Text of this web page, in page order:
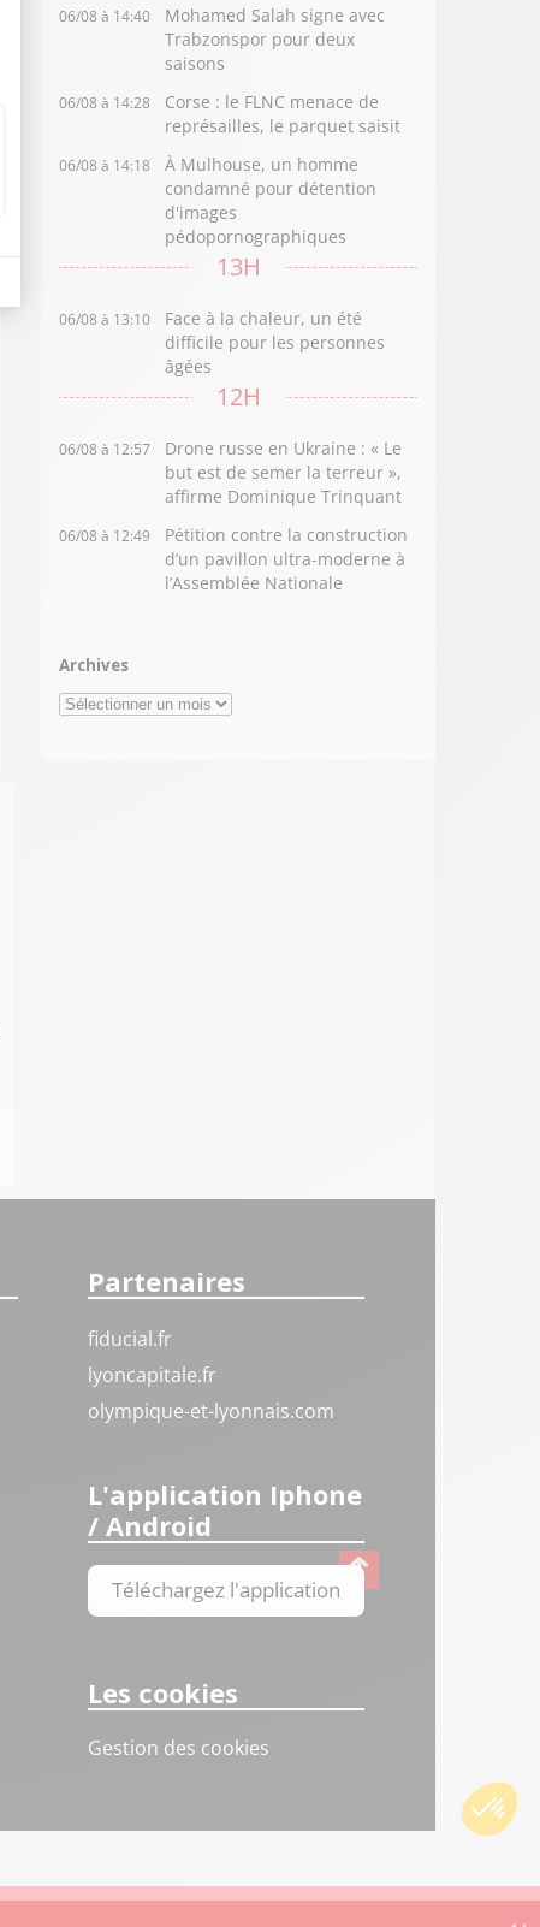
06/08 à 14:40
Mohamed Salah signe avec
Trabzonspor pour deux
saisons
06/08 à 14:28
Corse : le FLNC menace de
représailles, le parquet saisit
06/08 à 14:18
À Mulhouse, un homme
condamné pour détention
d'images
pédopornographiques
13H
06/08 à 13:10
Face à la chaleur, un été
difficile pour les personnes
âgées
12H
06/08 à 12:57
Drone russe en Ukraine : « Le
but est de semer la terreur »,
affirme Dominique Trinquant
06/08 à 12:49
Pétition contre la construction
d’un pavillon ultra-moderne à
l’Assemblée Nationale
Archives
Archives
Partenaires
fiducial.fr
lyoncapitale.fr
olympique-et-lyonnais.com
L'application Iphone
/ Android
Téléchargez l'application
Les cookies
Gestion des cookies